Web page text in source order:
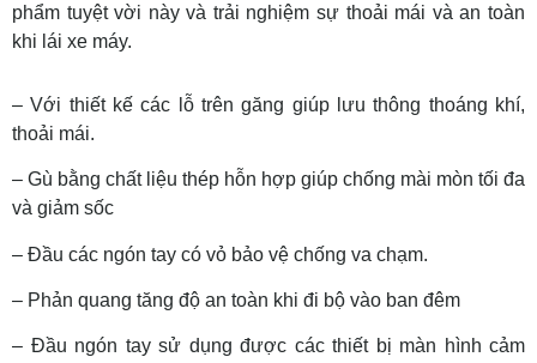
phẩm tuyệt vời này và trải nghiệm sự thoải mái và an toàn
khi lái xe máy.
– Với thiết kế các lỗ trên găng giúp lưu thông thoáng khí,
thoải mái.
– Gù bằng chất liệu thép hỗn hợp giúp chống mài mòn tối đa
và giảm sốc
– Đầu các ngón tay có vỏ bảo vệ chống va chạm.
– Phản quang tăng độ an toàn khi đi bộ vào ban đêm
– Đầu ngón tay sử dụng được các thiết bị màn hình cảm